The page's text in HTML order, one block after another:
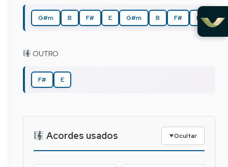
G#m B F# E G#m B F# E
OUTRO
F# E
Acordes usados Ocultar